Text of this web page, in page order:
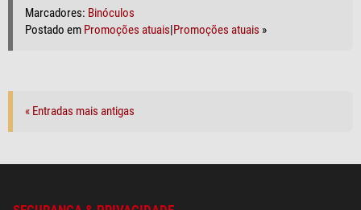
Marcadores: Binóculos
Postado em Promoções atuais|Promoções atuais »
« Entradas mais antigas